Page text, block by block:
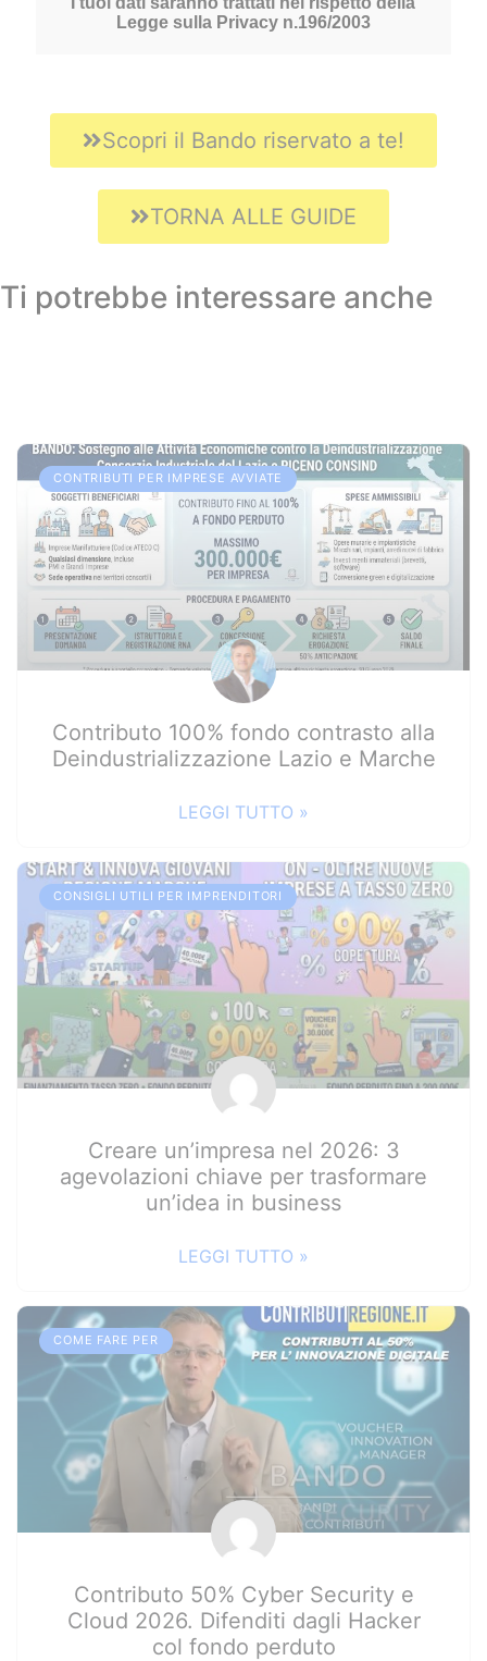
Scopri il Bando riservato a te!
TORNA ALLE GUIDE
Ti potrebbe interessare anche
CONTRIBUTI PER IMPRESE AVVIATE
Contributo 100% fondo contrasto alla
Deindustrializzazione Lazio e Marche
LEGGI TUTTO »
CONSIGLI UTILI PER IMPRENDITORI
Creare un’impresa nel 2026: 3
agevolazioni chiave per trasformare
un’idea in business
LEGGI TUTTO »
COME FARE PER
Contributo 50% Cyber Security e
Cloud 2026. Difenditi dagli Hacker
col fondo perduto